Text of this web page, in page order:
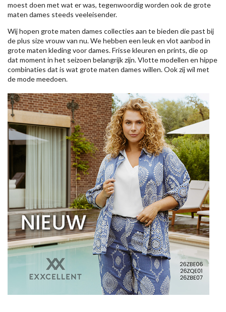
moest doen met wat er was, tegenwoordig worden ook de grote
maten dames steeds veeleisender.
Wij hopen grote maten dames collecties aan te bieden die past bij
de plus size vrouw van nu. We hebben een leuk en vlot aanbod in
grote maten kleding voor dames. Frisse kleuren en prints, die op
dat moment in het seizoen belangrijk zijn. Vlotte modellen en hippe
combinaties dat is wat grote maten dames willen. Ook zij wil met
de mode meedoen.